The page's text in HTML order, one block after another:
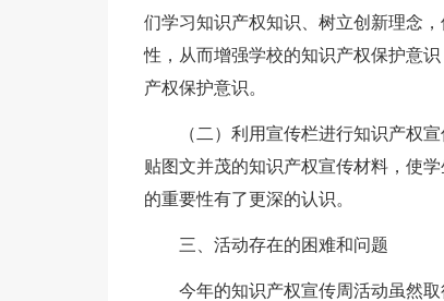
们学习知识产权知识、树立创新理念
性，从而增强学校的知识产权保护意
产权保护意识。
（二）利用宣传栏进行知识产权
贴图文并茂的知识产权宣传材料，使
的重要性有了更深的认识。
三、活动存在的困难和问题
今年的知识产权宣传周活动虽然